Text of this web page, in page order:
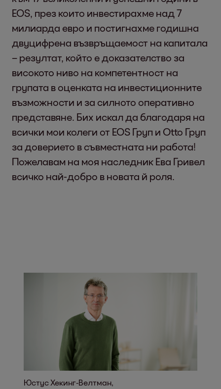
EOS, през които инвестирахме над 7
милиарда евро и постигнахме годишна
двуцифрена възвръщаемост на капитала
– резултат, който е доказателство за
високото ниво на компетентност на
групата в оценката на инвестиционните
възможности и за силното оперативно
представяне. Бих искал да благодаря на
всички мои колеги от EOS Груп и Otto Груп
за доверието в съвместната ни работа!
Пожелавам на моя наследник Ева Гривел
всичко най-добро в новата й роля.
Хекинг-Велтман,